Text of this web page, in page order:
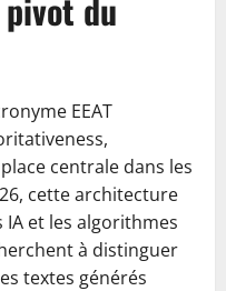
du
EEAT
centrale dans les
cette architecture
et les algorithmes
à distinguer
textes générés